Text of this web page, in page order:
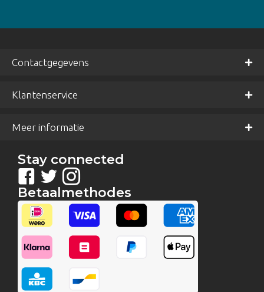
Contactgegevens
Klantenservice
Meer informatie
Stay connected
Betaalmethodes